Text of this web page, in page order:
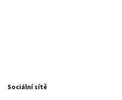
Sociální sítě